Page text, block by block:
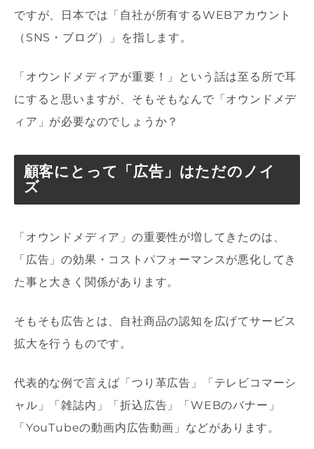
ですが、日本では「自社が所有するWEBアカウント
（SNS・ブログ）」を指します。
「オウンドメディアが重要！」という話は至る所で耳
にすると思いますが、そもそもなんで「オウンドメデ
ィア」が必要なのでしょうか？
顧客にとって「広告」はただのノイ
ズ
「オウンドメディア」の重要性が増してきたのは、
「広告」の効果・コストパフォーマンスが悪化してき
た事と大きく関係があります。
そもそも広告とは、自社商品の認知を広げてサービス
拡大を行うものです。
代表的な例で言えば「つり革広告」「テレビコマーシ
ャル」「雑誌内」「折込広告」「WEBのバナー」
「YouTubeの動画内広告動画」などがあります。